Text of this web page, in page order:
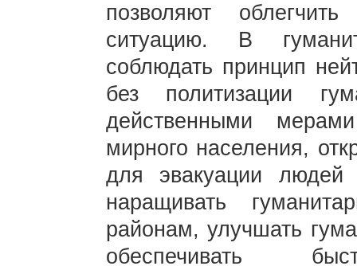
позволяют
ситуацию. В
соблюдать принцип
без политизации
действенными
мирного населения,
для эвакуации
наращивать
районам, улучшать
обеспечивать